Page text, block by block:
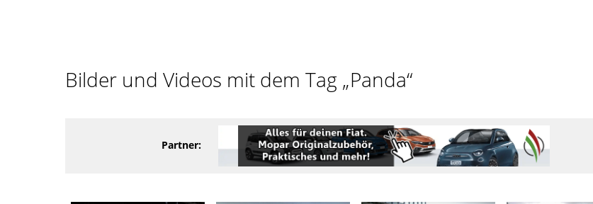
Bilder und Videos mit dem Tag „Panda“
Partner: